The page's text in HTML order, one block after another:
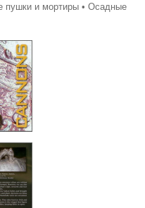
пушки и мортиры • Осадные